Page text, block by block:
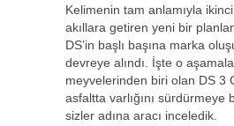
Kelimenin tam anlamıyla
akıllara getiren yeni bir
DS’in başlı başına marka
devreye alındı. İşte o
meyvelerinden biri olan DS 3
asfaltta varlığını sürdürmeye
sizler adına aracı inceledik.